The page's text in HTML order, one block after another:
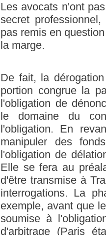
Les avocats n'ont
secret
pas remis en
la marge.
De fait, la
portion congrue la
l'obligation de
le domaine du
l'obligation. En
manipuler des
l'obligation de
Elle se fera au
d'être transmise à
interrogations. La
exemple, avant que
soumise à
d'arbitrage (Paris